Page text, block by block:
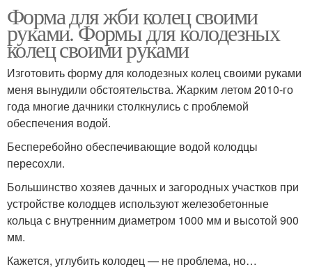
Форма для жби колец своими
руками. Формы для колодезных
колец своими руками
Изготовить форму для колодезных колец своими руками
меня вынудили обстоятельства. Жарким летом 2010-го
года многие дачники столкнулись с проблемой
обеспечения водой.
Бесперебойно обеспечивающие водой колодцы
пересохли.
Большинство хозяев дачных и загородных участков при
устройстве колодцев используют железобетонные
кольца с внутренним диаметром 1000 мм и высотой 900
мм.
Кажется, углубить колодец — не проблема, но…